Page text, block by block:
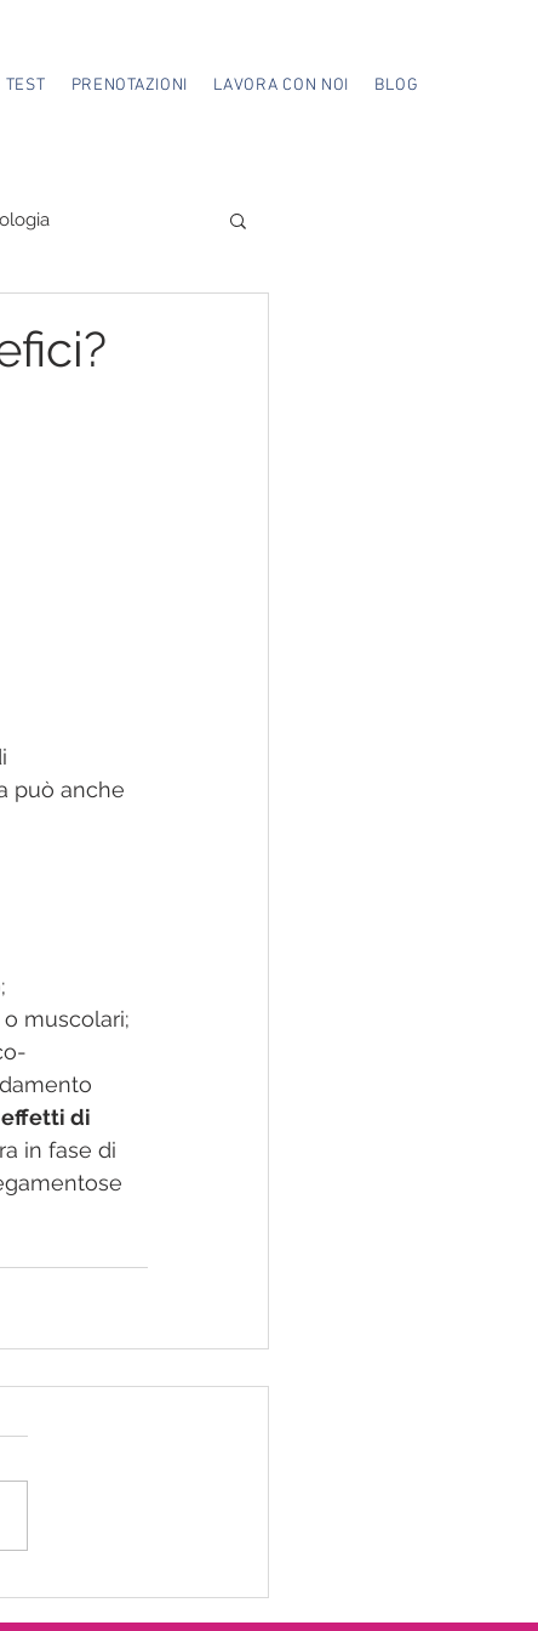
TEST PRENOTAZIONI LAVORA CON NOI BLOG
può anche
muscolari;
effetti di
in fase di